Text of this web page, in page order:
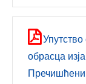
обрасца
Пречишћени